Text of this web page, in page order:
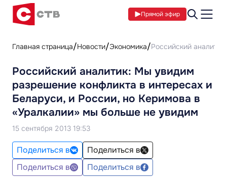
Прямой эфир
Главная страница Новости Экономика Российский
Российский аналитик: Мы увидим
разрешение конфликта в интересах и
Беларуси, и России, но Керимова в
«Уралкалии» мы больше не увидим
15 сентября 2013 19:53
Поделиться в
Поделиться в
Поделиться в
Поделиться в